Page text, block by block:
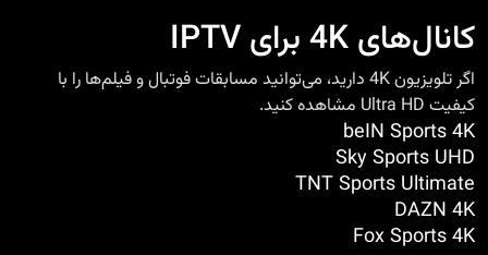
کانال‌های 4K برای IPTV
اگر تلویزیون 4K دارید، می‌توانید مسابقات فوتبال و فیلم‌ها را با
کیفیت Ultra HD مشاهده کنید.
beIN Sports 4K
Sky Sports UHD
TNT Sports Ultimate
DAZN 4K
Fox Sports 4K